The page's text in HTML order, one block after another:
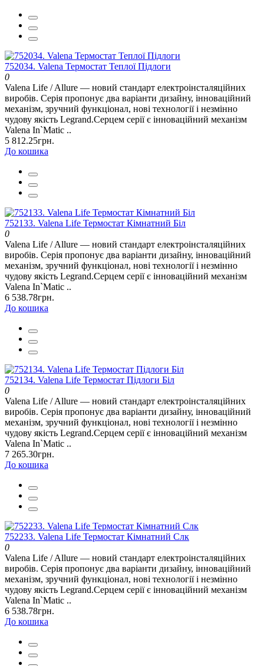
752034. Valena Термостат Теплої Підлоги
0
Valena Life / Allure — новий стандарт електроінсталяційних
виробів. Серія пропонує два варіанти дизайну, інноваційний
механізм, зручний функціонал, нові технології і незмінно
чудову якість Legrand.Серцем серії є інноваційний механізм
Valena In`Matic ..
5 812.25грн.
До кошика
752133. Valena Life Термостат Кімнатний Біл
0
Valena Life / Allure — новий стандарт електроінсталяційних
виробів. Серія пропонує два варіанти дизайну, інноваційний
механізм, зручний функціонал, нові технології і незмінно
чудову якість Legrand.Серцем серії є інноваційний механізм
Valena In`Matic ..
6 538.78грн.
До кошика
752134. Valena Life Термостат Підлоги Біл
0
Valena Life / Allure — новий стандарт електроінсталяційних
виробів. Серія пропонує два варіанти дизайну, інноваційний
механізм, зручний функціонал, нові технології і незмінно
чудову якість Legrand.Серцем серії є інноваційний механізм
Valena In`Matic ..
7 265.30грн.
До кошика
752233. Valena Life Термостат Кімнатний Слк
0
Valena Life / Allure — новий стандарт електроінсталяційних
виробів. Серія пропонує два варіанти дизайну, інноваційний
механізм, зручний функціонал, нові технології і незмінно
чудову якість Legrand.Серцем серії є інноваційний механізм
Valena In`Matic ..
6 538.78грн.
До кошика